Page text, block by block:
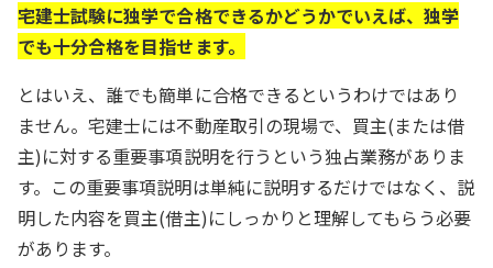
宅建士試験に独学で合格できるかどうかでいえば、独学
でも十分合格を目指せます。
とはいえ、誰でも簡単に合格できるというわけではあり
ません。宅建士には不動産取引の現場で、買主(または借
主)に対する重要事項説明を行うという独占業務がありま
す。この重要事項説明は単純に説明するだけではなく、説
明した内容を買主(借主)にしっかりと理解してもらう必要
があります。